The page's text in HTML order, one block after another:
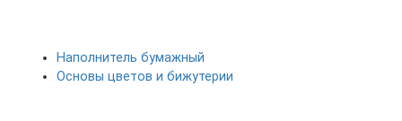
Наполнитель бумажный
Основы цветов и бижутерии